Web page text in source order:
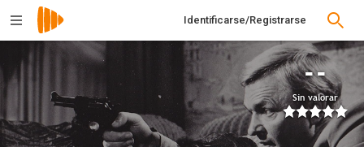
Identificarse/Registrarse
--
Sin valorar